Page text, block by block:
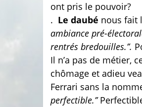
ont pris le pouvoir?
. Le daubé nous fait
ambiance pré-
rentrés bredouilles.’’.
Il n’a pas de métier,
chômage et adieu
Ferrari sans la
perfectible.’’